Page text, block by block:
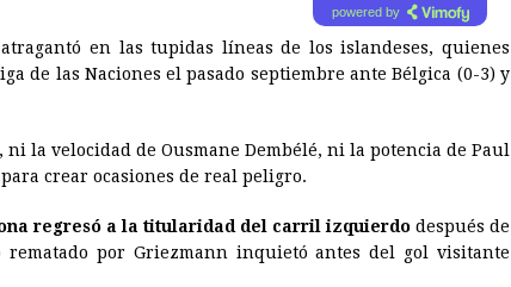
powered by
en las tupidas líneas de los islandeses, quienes
de las Naciones el pasado septiembre ante Bélgica (0-3) y
la velocidad de Ousmane Dembélé, ni la potencia de Paul
crear ocasiones de real peligro.
regresó a la titularidad del carril izquierdo después de
rematado por Griezmann inquietó antes del gol visitante